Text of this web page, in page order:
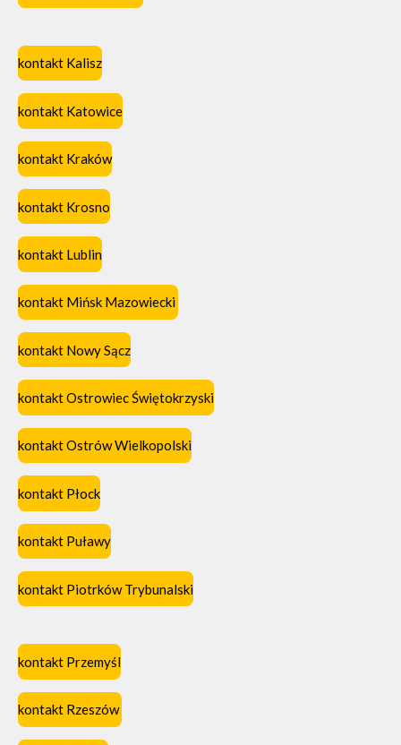
kontakt Kalisz
kontakt Katowice
kontakt Kraków
kontakt Krosno
kontakt Lublin
kontakt Mińsk Mazowiecki
kontakt Nowy Sącz
kontakt Ostrowiec Świętokrzyski
kontakt Ostrów Wielkopolski
kontakt Płock
kontakt Puławy
kontakt Piotrków Trybunalski
kontakt Przemyśl
kontakt Rzeszów